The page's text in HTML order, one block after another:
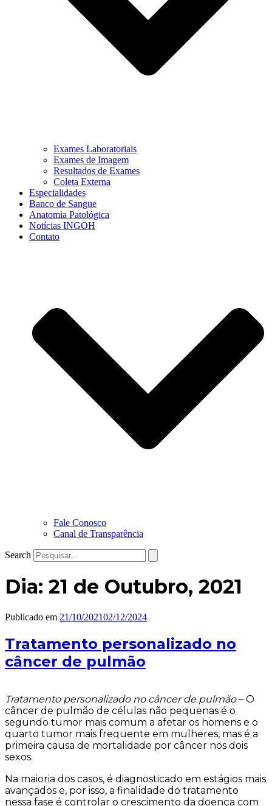
Exames Laboratoriais
Exames de Imagem
Resultados de Exames
Coleta Externa
Especialidades
Banco de Sangue
Anatomia Patológica
Notícias INGOH
Contato
Fale Conosco
Canal de Transparência
Search
Dia: 21 de Outubro, 2021
Publicado em 21/10/202102/12/2024
Tratamento personalizado no
câncer de pulmão
Tratamento personalizado no câncer de pulmão– O
câncer de pulmão de células não pequenas é o
segundo tumor mais comum a afetar os homens e o
quarto tumor mais frequente em mulheres, mas é a
primeira causa de mortalidade por câncer nos dois
sexos.
Na maioria dos casos, é diagnosticado em estágios mais
avançados e, por isso, a finalidade do tratamento
nessa fase é controlar o crescimento da doença com